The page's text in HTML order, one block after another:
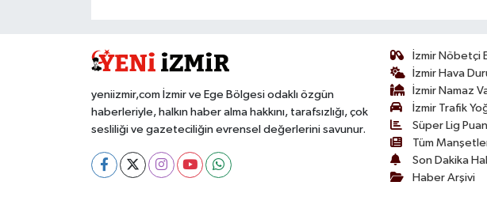
yeniizmir,com İzmir ve Ege Bölgesi odaklı özgün
haberleriyle, halkın haber alma hakkını, tarafsızlığı, çok
sesliliği ve gazeteciliğin evrensel değerlerini savunur.
İzmir Nöbetçi
İzmir Hava
İzmir Namaz
İzmir Trafik
Süper Lig
Tüm
Son Dakika
Haber Arşivi